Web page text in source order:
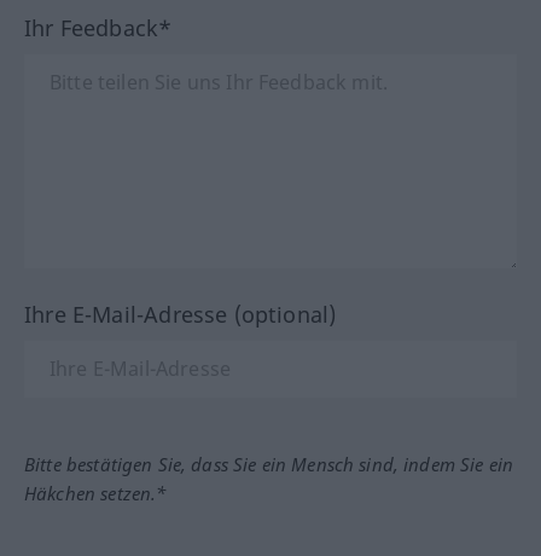
Ihr Feedback*
Ihre E-Mail-Adresse (optional)
Bitte bestätigen Sie, dass Sie ein Mensch sind, indem Sie ein
Häkchen setzen.*